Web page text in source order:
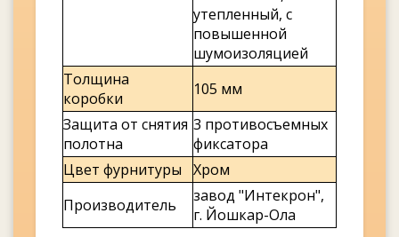
утепленный, с
повышенной
шумоизоляцией
Толщина
коробки
105 мм
Защита от снятия
полотна
3 противосъемных
фиксатора
Цвет фурнитуры
Хром
Производитель
завод "Интекрон",
г. Йошкар-Ола